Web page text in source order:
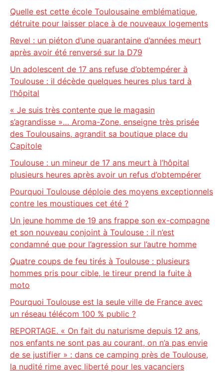
Quelle est cette école Toulousaine emblématique,
détruite pour laisser place à de nouveaux logements
Revel : un piéton d’une quarantaine d’années meurt
après avoir été renversé sur la D79
Un adolescent de 17 ans refuse d’obtempérer à
Toulouse : il décède quelques heures plus tard à
l’hôpital
« Je suis très contente que le magasin
s’agrandisse »… Aroma-Zone, enseigne très prisée
des Toulousains, agrandit sa boutique place du
Capitole
Toulouse : un mineur de 17 ans meurt à l’hôpital
plusieurs heures après avoir un refus d’obtempérer
Pourquoi Toulouse déploie des moyens exceptionnels
contre les moustiques cet été ?
Un jeune homme de 19 ans frappe son ex-compagne
et son nouveau conjoint à Toulouse : il n’est
condamné que pour l’agression sur l’autre homme
Quatre coups de feu tirés à Toulouse : plusieurs
hommes pris pour cible, le tireur prend la fuite à
moto
Pourquoi Toulouse est la seule ville de France avec
un réseau télécom 100 % public ?
REPORTAGE. « On fait du naturisme depuis 12 ans,
nos enfants ne sont pas au courant, on n’a pas envie
de se justifier » : dans ce camping près de Toulouse,
la nudité rime avec liberté pour les vacanciers